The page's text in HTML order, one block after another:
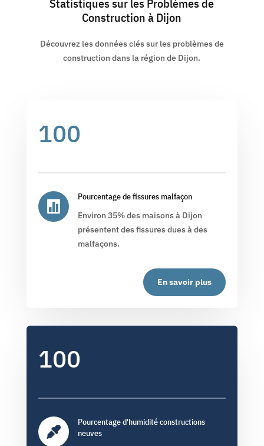
Statistiques sur les Problèmes de
Construction à Dijon
Découvrez les données clés sur les problèmes de
construction dans la région de Dijon.
100

Pourcentage de fissures malfaçon
Environ 35% des maisons à Dijon
présentent des fissures dues à des
malfaçons.
En savoir plus
100

Pourcentage d'humidité constructions
neuves